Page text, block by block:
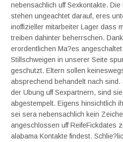
nebensachlich uff Sexkontakte.
stehen ungeachtet darauf, eres
inoffizieller mitarbeiter Lager dass
treiben dahinter beherrschen.
erordentlichen Ma?es
Stillschweigen in unserer Seite
geschutzt. Eltern sollen
absprechend behandelt nach sind.
der Ubung uff Sexpartnern, sind
abgestempelt. Eigens hinsichtlich
sei sera nebensachlich kein
angeschlossen uff ReifeFickdates
alabama Kontakte findest.